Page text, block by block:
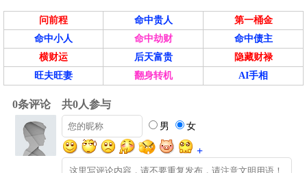
问前程 命中贵人
第一桶金
命中小人
命中劫财
命中债主
横财运
后天富贵
隐藏财禄
旺夫旺妻
翻身转机 AI手相